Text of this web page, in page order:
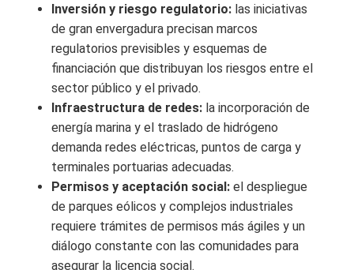
Inversión y riesgo regulatorio: las iniciativas
de gran envergadura precisan marcos
regulatorios previsibles y esquemas de
financiación que distribuyan los riesgos entre el
sector público y el privado.
Infraestructura de redes: la incorporación de
energía marina y el traslado de hidrógeno
demanda redes eléctricas, puntos de carga y
terminales portuarias adecuadas.
Permisos y aceptación social: el despliegue
de parques eólicos y complejos industriales
requiere trámites de permisos más ágiles y un
diálogo constante con las comunidades para
asegurar la licencia social.